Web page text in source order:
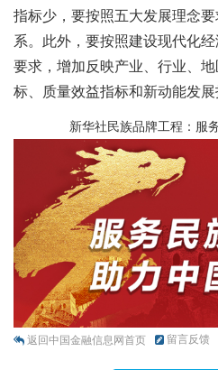
指标少，要按照五大发展理念
系。此外，要按照建设现代化
要求，增加反映产业、行业、
标、质量效益指标和新动能发展
新华社民族品牌工程：服
返回中国金融信息网首页 留言反馈